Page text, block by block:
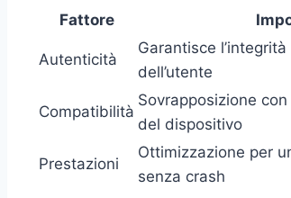
Fattore
Autenticità
Garantisce
dell’utente
Compatibilità
Sovrapposizione
del dispositivo
Prestazioni
Ottimizzazione per
senza crash